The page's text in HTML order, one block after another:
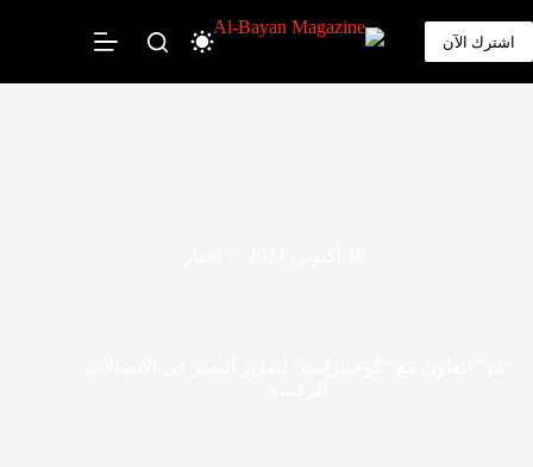
إلى
المحتوى
اشترك الآن